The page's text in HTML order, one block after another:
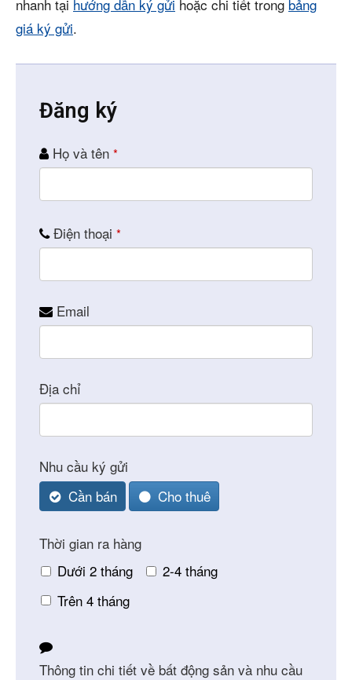
nhanh tại hướng dẫn ký gửi hoặc chi tiết trong bảng
giá ký gửi.
Đăng ký
Contact
Email
Họ và tên *
Điện thoại *
Email
Địa chỉ
Nhu cầu ký gửi
Cần bán
Cho thuê
Thời gian ra hàng
Dưới 2 tháng
2-4 tháng
Trên 4 tháng
Thông tin chi tiết về bất động sản và nhu cầu